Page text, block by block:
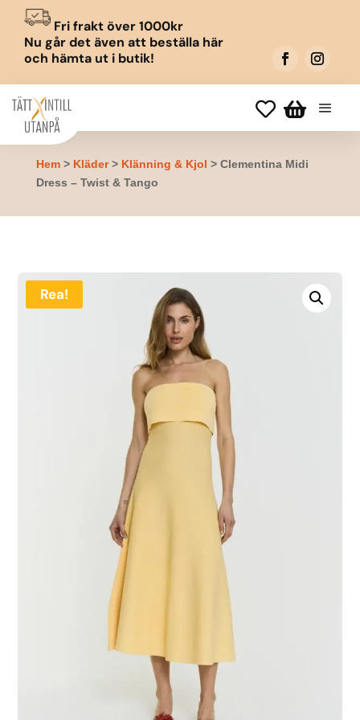
Fri frakt över 1000kr
Nu går det även att beställa här
och hämta ut i butik!
 
Hem> Kläder> Klänning & Kjol > Clementina Midi
Dress – Twist & Tango
Rea!